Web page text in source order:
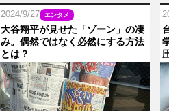
2024/9/27 エンタメ
大谷翔平が見せた「ゾーン」の凄
み。偶然ではなく必然にする方法
とは？